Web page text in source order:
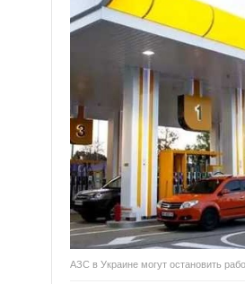
АЗС в Украине могут остановить